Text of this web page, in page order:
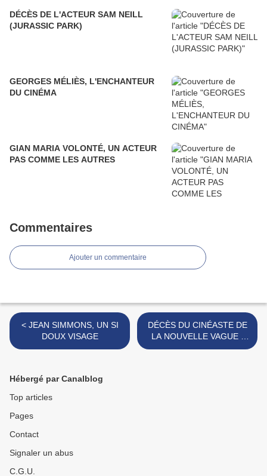
DÉCÈS DE L'ACTEUR SAM NEILL
(JURASSIC PARK)
GEORGES MÉLIÈS, L'ENCHANTEUR
DU CINÉMA
GIAN MARIA VOLONTÉ, UN ACTEUR
PAS COMME LES AUTRES
Commentaires
Ajouter un commentaire
< JEAN SIMMONS, UN SI
DOUX VISAGE
DÉCÈS DU CINÉASTE DE
LA NOUVELLE VAGUE :
JEAN-LUC GODARD >
Hébergé par Canalblog
Top articles
Pages
Contact
Signaler un abus
C.G.U.